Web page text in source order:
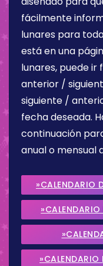
fácilmente
lunares para
está en una
lunares, puede ir
anterior /
siguiente /
fecha deseada.
continuación
anual o mensual
»CALENDARIO
»CALENDARIO
»CALENDARIO